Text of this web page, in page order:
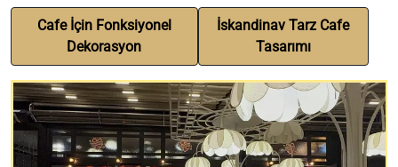
Cafe İçin Fonksiyonel
Dekorasyon
İskandinav Tarz Cafe
Tasarımı